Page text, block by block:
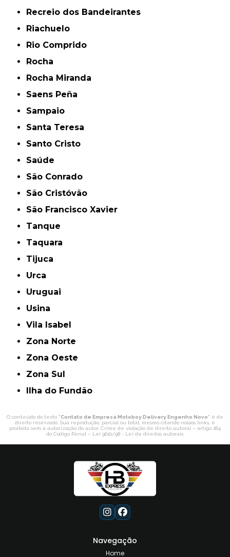
Recreio dos Bandeirantes
Riachuelo
Rio Comprido
Rocha
Rocha Miranda
Saens Peña
Sampaio
Santa Teresa
Santo Cristo
Saúde
São Conrado
São Cristóvão
São Francisco Xavier
Tanque
Taquara
Tijuca
Urca
Uruguai
Usina
Vila Isabel
Zona Norte
Zona Oeste
Zona Sul
ilha do Fundão
O conteúdo do texto "Contato de Empresa Motoboy Delivery Engenho Novo" é de
direito reservado. Sua reprodução, parcial ou total, mesmo citando nossos links, é
proibida sem a autorização do autor. Crime de violação de direito autoral – artigo 184
do Código Penal – Lei 9610/98 - Lei de direitos autorais.
Navegação
Home